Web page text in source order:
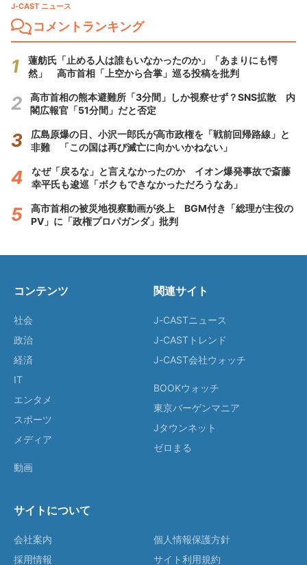
J-CAST ニュース
コメントランキング
蓮舫氏「止める人は誰もいなかったのか」「あまりにも愕
然」 高市首相「上空から合掌」巡る投稿を批判
高市首相の熊本避難所「3分間」しか視察せず？SNS拡散 内
閣広報官「51分間」だと否定
広島原爆の日、小沢一郎氏が高市政権を「戦前回帰路線」と
非難 「この国は再び滅亡に向かいかねない」
なぜ「戻るな」と言えなかったのか イオン爆発事故で斎藤
幸平氏も逡巡「ボクもできなかっただろうなあ」
高市首相の被災地視察動画が炎上 BGM付き「総理が主役の
PV」に「政権プロパガンダ」批判
コンテンツ
社会
政治
経済
IT
エンタメ
スポーツ
メディア
動画
関連サイト
J-CASTニュース
J-CASTトレンド
J-CAST会社ウォッチ
BOOKウォッチ
東京バーゲンマニア
Jタウンネット
ゼロまる
サイトについて
会社案内
採用情報
個人情報保護方針
サイト利用規約